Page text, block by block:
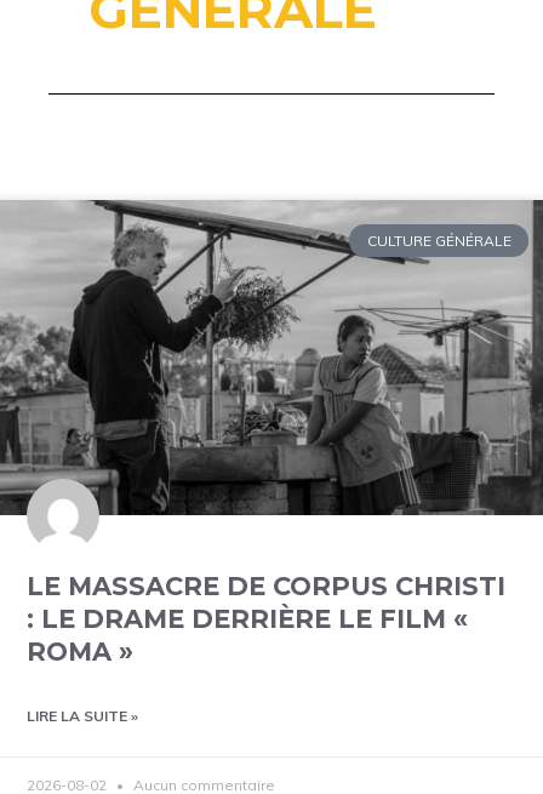
CULTURE GÉNÉRALE
LE MASSACRE DE CORPUS CHRISTI
: LE DRAME DERRIÈRE LE FILM «
ROMA »
LIRE LA SUITE »
2026-08-02 Aucun commentaire